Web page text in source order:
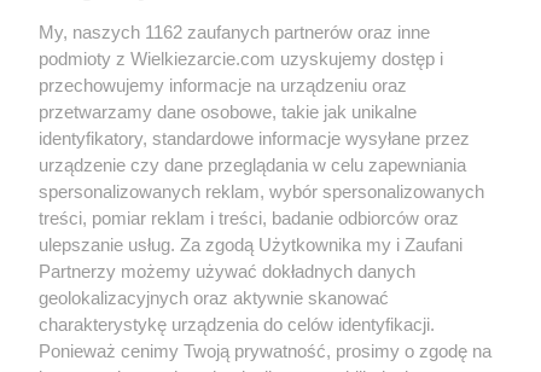
śliwkami bądź żurawiną
MAGDAITYLE
słodko i na słono
nadia (2018-01-21 10:27)
Zrobiłam na słodko na niedzielne śniadanie,
jednak musiałam dodać troszeczkę mleka,
żeby żółtko dobrze zmieszało się z maka :)
Później to już tylko poezja smaku :)
Pulpety jak gołąbki
smakerowiczka (2017-12-11 13:48)
Pulpety wyszły pyszne. Polecam :)
My, naszych 1162 zaufanych partnerów oraz inne
podmioty z Wielkiezarcie.com uzyskujemy dostęp i
przechowujemy informacje na urządzeniu oraz
przetwarzamy dane osobowe, takie jak unikalne
identyfikatory, standardowe informacje wysyłane przez
urządzenie czy dane przeglądania w celu zapewniania
spersonalizowanych reklam, wybór spersonalizowanych
treści, pomiar reklam i treści, badanie odbiorców oraz
ulepszanie usług. Za zgodą Użytkownika my i Zaufani
Partnerzy możemy używać dokładnych danych
geolokalizacyjnych oraz aktywnie skanować
charakterystykę urządzenia do celów identyfikacji.
Ponieważ cenimy Twoją prywatność, prosimy o zgodę na